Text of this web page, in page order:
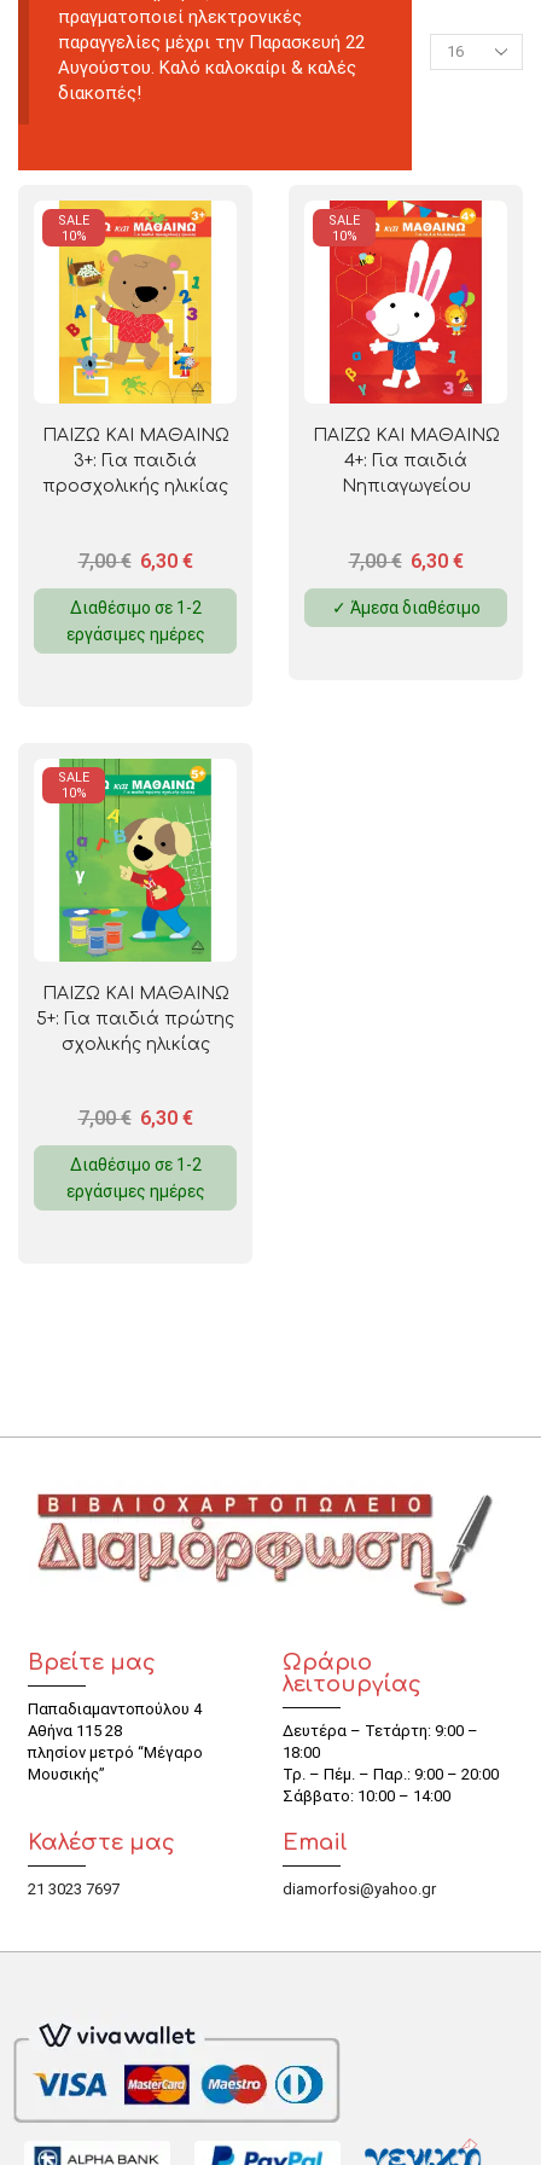
πραγματοποιεί ηλεκτρονικές
παραγγελίες μέχρι την Παρασκευή 22
Αυγούστου. Καλό καλοκαίρι & καλές
διακοπές!
SALE
10%
ΠΑΙΖΩ ΚΑΙ ΜΑΘΑΙΝΩ
3+: Για παιδιά
προσχολικής ηλικίας
7,00€ 6,30 €
Διαθέσιμο σε 1-2
εργάσιμες ημέρες
SALE
10%
ΠΑΙΖΩ ΚΑΙ ΜΑΘΑΙΝΩ
4+: Για παιδιά
Νηπιαγωγείου
7,00€ 6,30 €
✓ Άμεσα διαθέσιμο
SALE
10%
ΠΑΙΖΩ ΚΑΙ ΜΑΘΑΙΝΩ
5+: Για παιδιά πρώτης
σχολικής ηλικίας
7,00€ 6,30 €
Διαθέσιμο σε 1-2
εργάσιμες ημέρες
Βρείτε μας
Παπαδιαμαντοπούλου 4
Αθήνα 115 28
πλησίον μετρό “Μέγαρο
Μουσικής”
Ωράριο
λειτουργίας
Δευτέρα – Τετάρτη: 9:00 –
18:00
Τρ. – Πέμ. – Παρ.: 9:00 – 20:00
Σάββατο: 10:00 – 14:00
Καλέστε μας
21 3023 7697
Email
diamorfosi@yahoo.gr